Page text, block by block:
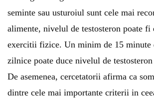
seminte sau usturoiul sunt cele mai
alimente, nivelul de testosteron poate fi
exercitii fizice. Un minim de 15 minute
zilnice poate duce nivelul de
De asemenea, cercetatorii afirma ca
dintre cele mai importante criterii in